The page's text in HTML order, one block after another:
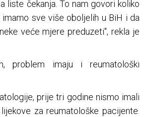
liste čekanja. To nam govori koliko
sve više oboljelih u BiH i da
veće mjere preduzeti", rekla je
problem imaju i reumatološki
prije tri godine nismo imali
za reumatološke pacijente.